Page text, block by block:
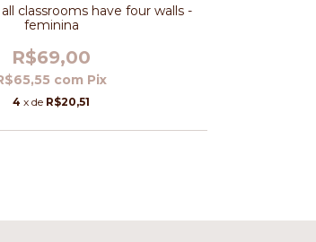
classrooms have four walls -
feminina
R$69,00
com Pix
4 x de R$20,51